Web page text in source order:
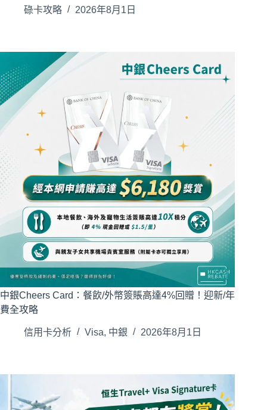
碌卡攻略 2026年8月1日
中銀Cheers Card：餐飲/外幣簽賬高達4%回贈！迎新/年
費全攻略
信用卡分析 Visa, 中銀 2026年8月1日